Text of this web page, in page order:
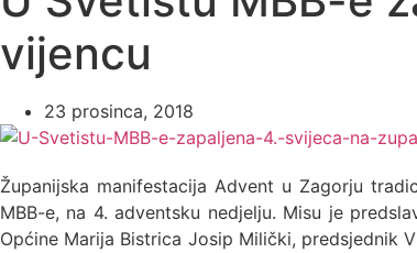
vijencu
23 prosinca, 2018
Županijska manifestacija Advent u Zagorju
MBB-e, na 4. adventsku nedjelju. Misu je
Općine Marija Bistrica Josip Milički, predsjednik